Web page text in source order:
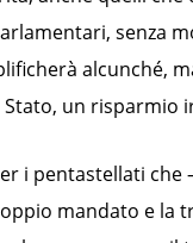
senza
alcunché,
Stato, un risparmio
i pentastellati che
mandato e la